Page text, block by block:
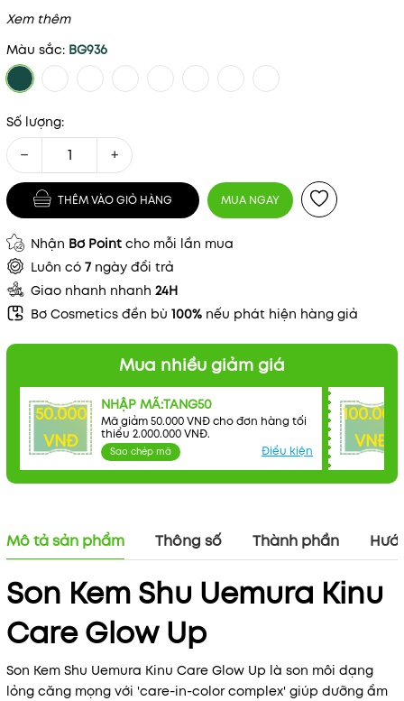
Xem thêm
Màu sắc: BG936
Số lượng:
− +
THÊM VÀO GIỎ HÀNG MUA NGAY
Nhận Bơ Point cho mỗi lần mua
Luôn có 7 ngày đổi trả
Giao nhanh nhanh 24H
Bơ Cosmetics đền bù 100% nếu phát hiện hàng giả
Mua nhiều giảm giá
50.000
VNĐ
NHẬP MÃ:TANG50
Mã giảm 50.000 VNĐ cho đơn hàng tối
thiểu 2.000.000 VNĐ.
Sao chép mã Điều kiện
100.000
VNĐ
Mô tả sản phẩm Thông số Thành phần
Son Kem Shu Uemura Kinu
Care Glow Up
Son Kem Shu Uemura Kinu Care Glow Up là son môi dạng
lỏng căng mọng với 'care-in-color complex' giúp dưỡng ẩm